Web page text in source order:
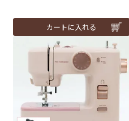
カートに入れる